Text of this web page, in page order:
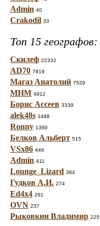
Admin 40
Crakodil 33
Топ 15 географов:
Скилеф 22332
AD70 7819
Магаз Анатолий 7529
МНМ 4912
Борис Ассеев 3339
alek48s 1488
Ronny 1390
Белков Альберт 515
VSx86 446
Admin 411
Lounge_Lizard 364
Гудков А.И. 274
Ed4x4 261
OVN 237
Рыковкин Владимир 225